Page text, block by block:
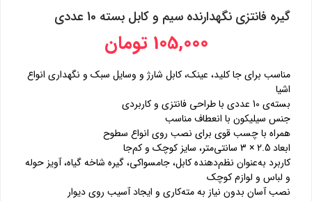
گیره فانتزی نگهدارنده سیم و کابل بسته 10 عددی
105,000 تومان
مناسب برای جا کلید، عینک، کابل شارژ و وسایل سبک و نگهداری انواع
اشیا
بسته‌ی 10 عددی با طراحی فانتزی و کاربردی
جنس سیلیکون با انعطاف مناسب
همراه با چسب قوی برای نصب روی انواع سطوح
ابعاد 2.5 × 3 سانتی‌متر، سایز کوچک و کم‌جا
کاربرد به‌عنوان نظم‌دهنده کابل، جا‌مسواکی، گیره شاخه گیاه، آویز حوله
و لباس و لوازم کوچک
نصب آسان بدون نیاز به مته‌کاری و ایجاد آسیب روی دیوار